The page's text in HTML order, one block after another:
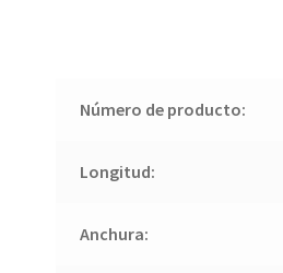
Número de producto:
Longitud:
Anchura: